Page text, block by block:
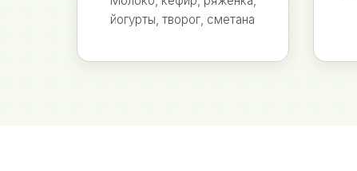
йогурты, творог, сметана